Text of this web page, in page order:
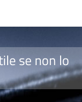
se non lo